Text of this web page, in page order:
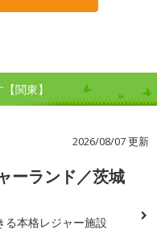
関東】
2026/08/07 更新
ーランド／茨城
る本格レジャー施設